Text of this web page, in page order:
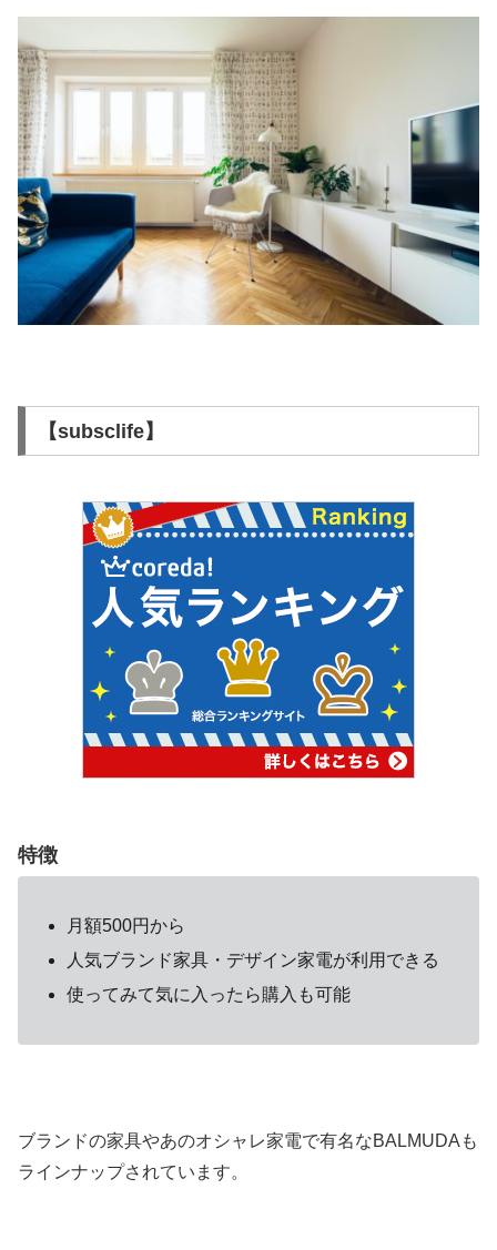
【subsclife】
特徴
月額500円から
人気ブランド家具・デザイン家電が利用できる
使ってみて気に入ったら購入も可能
ブランドの家具やあのオシャレ家電で有名なBALMUDAも
ラインナップされています。